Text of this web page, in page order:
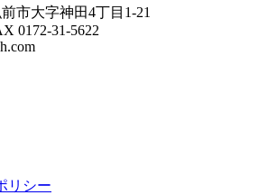
市大字神田4丁目1-21
0172-31-5622
リシー